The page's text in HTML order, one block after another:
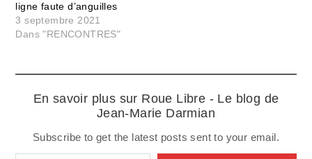
ligne faute d’anguilles
3 septembre 2021
Dans "RENCONTRES"
En savoir plus sur Roue Libre - Le blog de
Jean-Marie Darmian
Subscribe to get the latest posts sent to your email.
Saisissez votre adresse e-mail…